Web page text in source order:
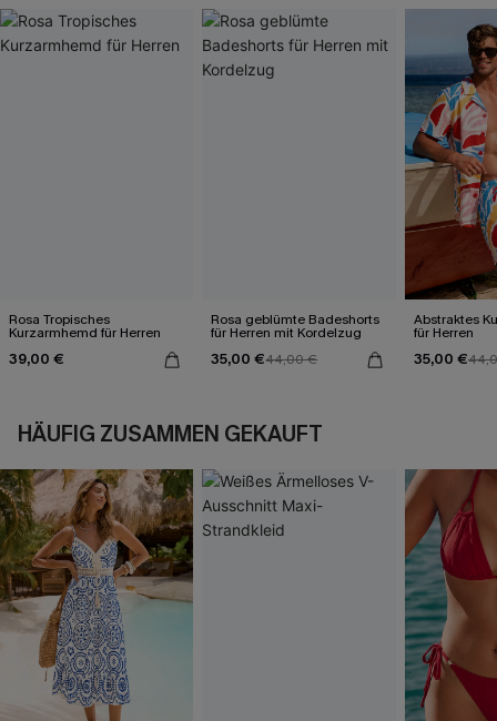
Rosa Tropisches
Kurzarmhemd für Herren
39,00 €
Rosa geblümte Badeshorts
für Herren mit Kordelzug
35,00 €44,00 €
Abstraktes
für Herren
35,00 €
HÄUFIG ZUSAMMEN GEKAUFT